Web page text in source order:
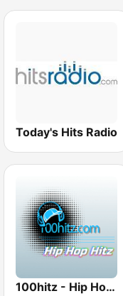
Today's Hits Radio
100hitz - Hip Hop Hitz